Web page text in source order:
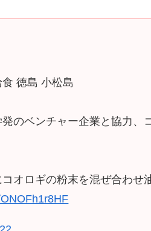
徳島 小松島
のベンチャー企業と協力、
オロギの粉末を混ぜ合わせ